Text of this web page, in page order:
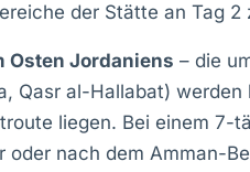
der Stätte an Tag 2
Osten Jordaniens – die
Qasr al-Hallabat)
liegen. Bei einem 7-
oder nach dem Amman-